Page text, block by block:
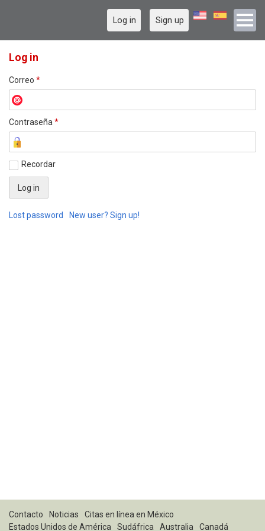
Log in Sign up
Log in
Correo *
Contraseña *
Recordar
Lost password New user? Sign up!
Contacto Noticias
Citas en línea en México
Estados Unidos de América
Sudáfrica Australia Canadá